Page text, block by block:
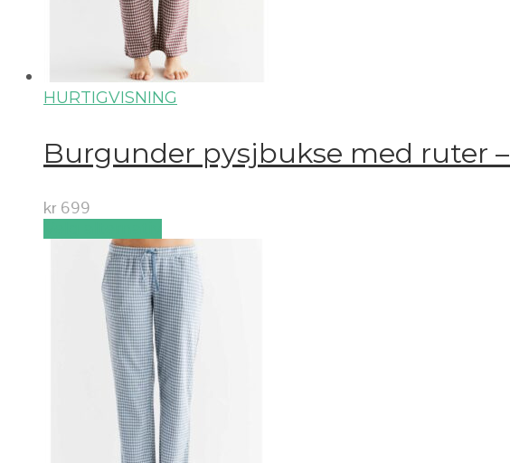
HURTIGVISNING
Burgunder pysjbukse med ruter
kr 699